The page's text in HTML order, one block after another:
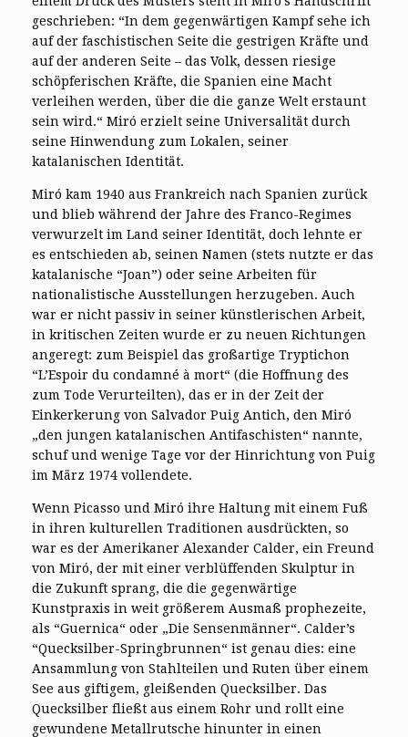
geschrieben: “In dem gegenwärtigen Kampf sehe ich
auf der faschistischen Seite die gestrigen Kräfte und
auf der anderen Seite – das Volk, dessen riesige
schöpferischen Kräfte, die Spanien eine Macht
verleihen werden, über die die ganze Welt erstaunt
sein wird.“ Miró erzielt seine Universalität durch
seine Hinwendung zum Lokalen, seiner
katalanischen Identität.
Miró kam 1940 aus Frankreich nach Spanien zurück
und blieb während der Jahre des Franco-Regimes
verwurzelt im Land seiner Identität, doch lehnte er
es entschieden ab, seinen Namen (stets nutzte er das
katalanische “Joan”) oder seine Arbeiten für
nationalistische Ausstellungen herzugeben. Auch
war er nicht passiv in seiner künstlerischen Arbeit,
in kritischen Zeiten wurde er zu neuen Richtungen
angeregt: zum Beispiel das großartige Tryptichon
“L’Espoir du condamné à mort“ (die Hoffnung des
zum Tode Verurteilten), das er in der Zeit der
Einkerkerung von Salvador Puig Antich, den Miró
„den jungen katalanischen Antifaschisten“ nannte,
schuf und wenige Tage vor der Hinrichtung von Puig
im März 1974 vollendete.
Wenn Picasso und Miró ihre Haltung mit einem Fuß
in ihren kulturellen Traditionen ausdrückten, so
war es der Amerikaner Alexander Calder, ein Freund
von Miró, der mit einer verblüffenden Skulptur in
die Zukunft sprang, die die gegenwärtige
Kunstpraxis in weit größerem Ausmaß prophezeite,
als “Guernica“ oder „Die Sensenmänner“. Calder’s
“Quecksilber-Springbrunnen“ ist genau dies: eine
Ansammlung von Stahlteilen und Ruten über einem
See aus giftigem, gleißenden Quecksilber. Das
Quecksilber fließt aus einem Rohr und rollt eine
gewundene Metallrutsche hinunter in einen